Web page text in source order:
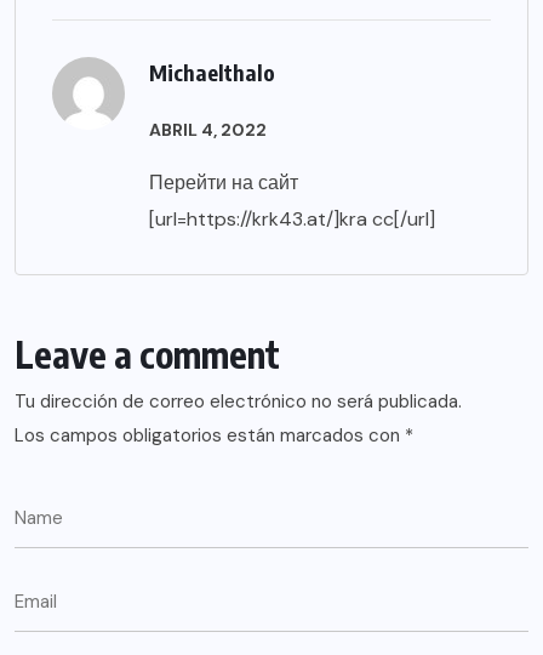
Michaelthalo
ABRIL 4, 2022
Перейти на сайт
[url=https://krk43.at/]kra cc[/url]
Leave a comment
Tu dirección de correo electrónico no será publicada.
Los campos obligatorios están marcados con *